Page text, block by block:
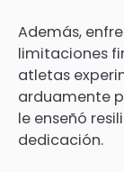
Además,
limitaciones
atletas
arduamente
le enseñó
dedicación.